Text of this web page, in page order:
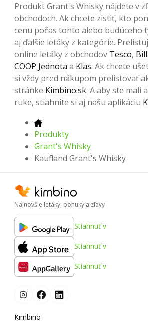
Produkt Grant's Whisky nájdete v
obchodoch. Ak chcete zistiť, kto
cenu počas tohto alebo budúceho
aj ďalšie letáky z kategórie.
online letáky z obchodov Tesco,
COOP Jednota a Klas. Ak chcete
si vždy pred nákupom prelistovať
stránke Kimbino.sk. A aby ste mali
ruke, stiahnite si aj našu aplikáciu
Produkty
Grant's Whisky
Kaufland Grant's Whisky
Najnovšie letáky, ponuky a zľavy
Stiahnuť v
Stiahnuť v
Stiahnuť v
Kimbino